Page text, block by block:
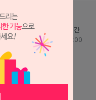
고객센터 운영시간
평일 09:00 - 18:00
고객센터